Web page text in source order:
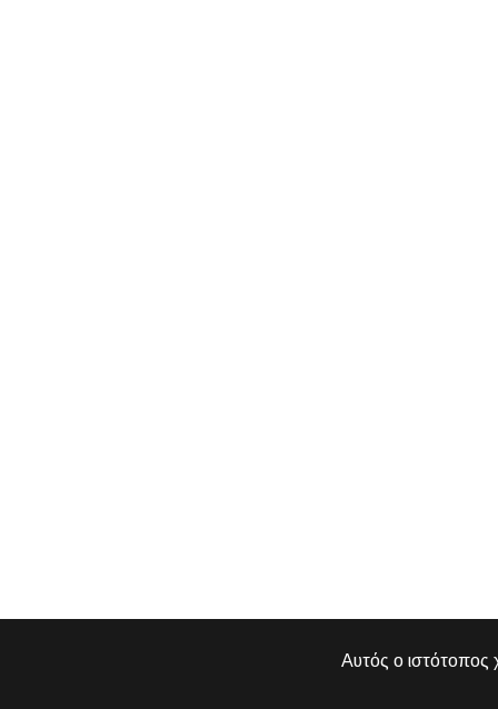
Αυτός ο ιστότοπος